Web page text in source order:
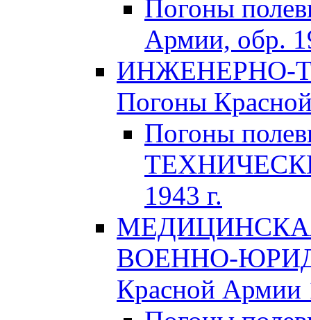
Погоны
Армии, обр.
ИНЖЕНЕРНО-
Погоны
Погоны
1943 г.
ВОЕННО-
Красной Армии